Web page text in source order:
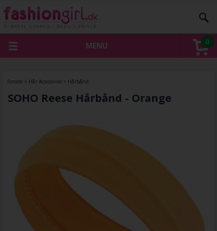
0
MENU
Forside » Hår Accessories» Hårbånd
SOHO Reese Hårbånd - Orange